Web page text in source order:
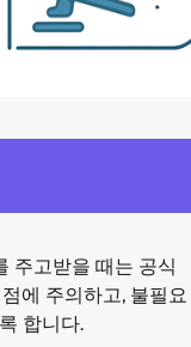
주고받을 때는 공식
에 주의하고, 불필요
합니다.